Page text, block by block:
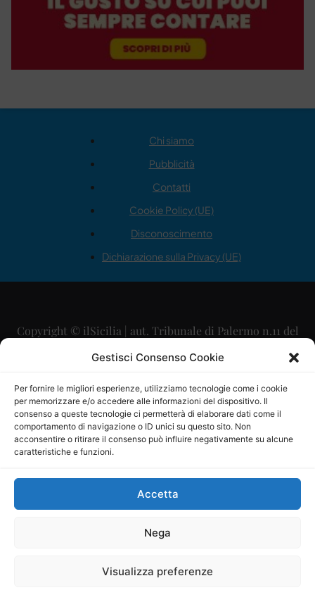
Gestisci Consenso Cookie
Per fornire le migliori esperienze, utilizziamo tecnologie come i cookie
per memorizzare e/o accedere alle informazioni del dispositivo. Il
consenso a queste tecnologie ci permetterà di elaborare dati come il
comportamento di navigazione o ID unici su questo sito. Non
acconsentire o ritirare il consenso può influire negativamente su alcune
caratteristiche e funzioni.
Accetta
Nega
Visualizza preferenze
Chi siamo
Pubblicità
Contatti
Cookie Policy (UE)
Disconoscimento
Dichiarazione sulla Privacy (UE)
Copyright © ilSicilia | aut. Tribunale di Palermo n.11 del
29/09/2015
Direttore Editoriale: Maurizio Scaglione
Direttore Responsabile: Maria Calabrese
P.IVA: 06334930820
Mercurio Comunicazione Società Cooperativa a r.l. è
iscritta al Registro degli Operatori di Comunicazione al
Sito gestito daLa Digitale srl–info@ladigitale.it